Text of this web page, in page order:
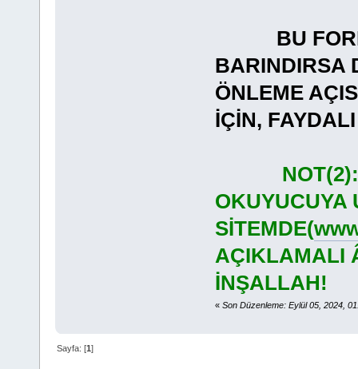
BU
BARINDIRSA
ÖNLEME
İÇİN,
OKUYUCUYA
SİTEMDE(
AÇIKLAMALI
İNŞALLAH!
« Son Düzenleme: Eylül 05, 2024,
Sayfa: [1]